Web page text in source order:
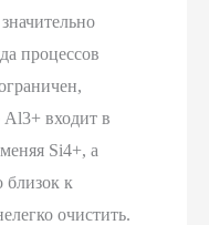
процессов
Al3+ входит в
Si4+, а
близок к
очистить.